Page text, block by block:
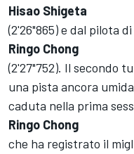
Hisao Shigeta
(2'26"865) e dal pilota
Ringo Chong
(2'27"752). Il secondo
una pista ancora
caduta nella prima
Ringo Chong
che ha registrato il